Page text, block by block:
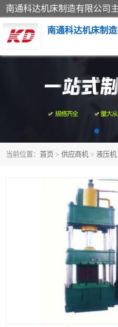
南通科达机床制
当前位置： 首页 > 供应商机 > 液压机
四柱液压机
卷板机